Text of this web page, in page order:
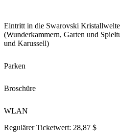
Eintritt in die Swarovski
(Wunderkammern, Garten und
und Karussell)
Parken
Broschüre
WLAN
Regulärer Ticketwert: 28,87 $